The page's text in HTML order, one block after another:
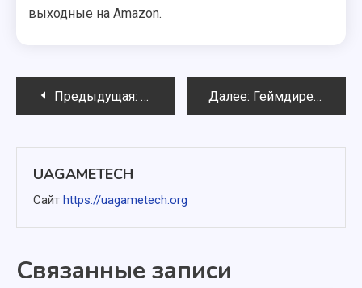
выходные на Amazon.
Навигация
записям
Предыдущая: «Они перестали делать такие
Далее: Геймдиректор Assassin’s Creed Hexe Бенуа Ришер покидает Ubisoft всего через несколько месяцев после ухода предыдущего креативного директора
UAGAMETECH
Сайт https://uagametech.org
Связанные записи